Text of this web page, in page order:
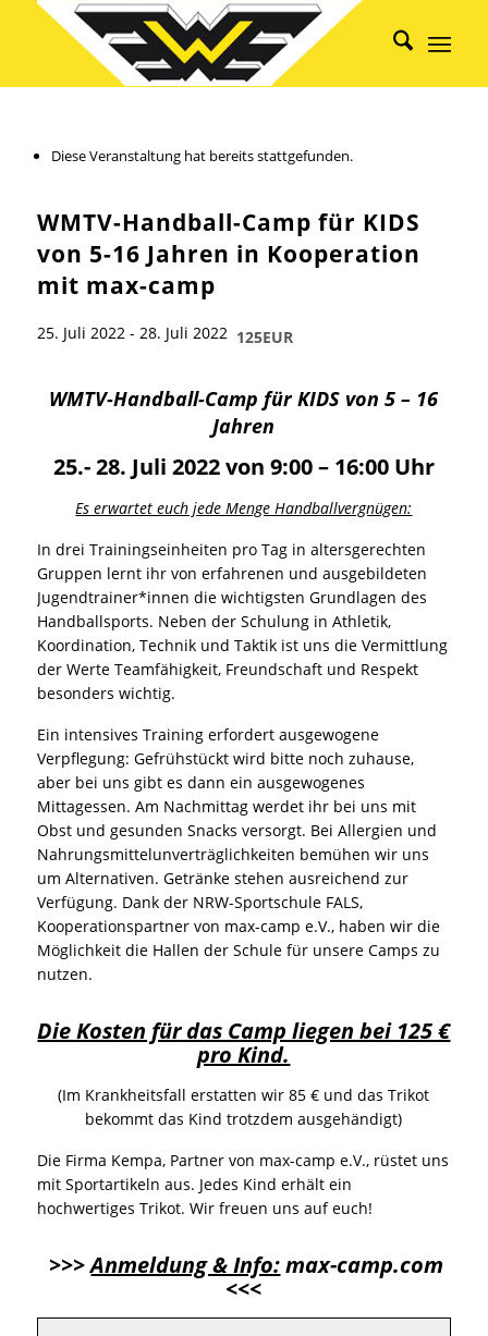
Diese Veranstaltung hat bereits stattgefunden.
WMTV-Handball-Camp für KIDS
von 5-16 Jahren in Kooperation
mit max-camp
25. Juli 2022- 28. Juli 2022 125EUR
WMTV-Handball-Campfür KIDS von 5 – 16
Jahren
25.- 28. Juli 2022 von 9:00 – 16:00 Uhr
Es erwartet euch jede Menge Handballvergnügen:
In drei Trainingseinheiten pro Tag in altersgerechten
Gruppen lernt ihr von erfahrenen und ausgebildeten
Jugendtrainer*innen die wichtigsten Grundlagen des
Handballsports. Neben der Schulung in Athletik,
Koordination, Technik und Taktik ist uns die Vermittlung
der Werte Teamfähigkeit, Freundschaft und Respekt
besonders wichtig.
Ein intensives Training erfordert ausgewogene
Verpflegung: Gefrühstückt wird bitte noch zuhause,
aber bei uns gibt es dann ein ausgewogenes
Mittagessen. Am Nachmittag werdet ihr bei uns mit
Obst und gesunden Snacks versorgt. Bei Allergien und
Nahrungsmittelunverträglichkeiten bemühen wir uns
um Alternativen. Getränke stehen ausreichend zur
Verfügung. Dank der NRW-Sportschule FALS,
Kooperationspartner von max-camp e.V., haben wir die
Möglichkeit die Hallen der Schule für unsere Camps zu
nutzen.
Die Kosten für das Camp liegen bei 125 €
pro Kind.
(Im Krankheitsfall erstatten wir 85 € und das Trikot
bekommt das Kind trotzdem ausgehändigt)
Die Firma Kempa, Partner von max-camp e.V., rüstet uns
mit Sportartikeln aus. Jedes Kind erhält ein
hochwertiges Trikot. Wir freuen uns auf euch!
>>>Anmeldung & Info: max-camp.com
<<<